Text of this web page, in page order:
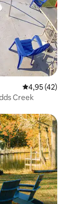
Évaluation
4,95 (42)
Creek